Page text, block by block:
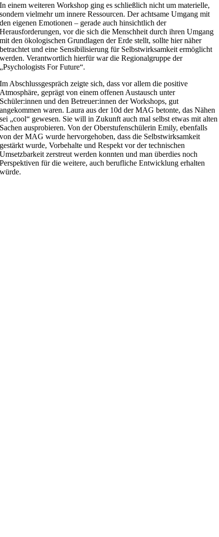
In einem weiteren Workshop ging es schließlich nicht um materielle,
sondern vielmehr um innere Ressourcen. Der achtsame Umgang mit
den eigenen Emotionen – gerade auch hinsichtlich der
Herausforderungen, vor die sich die Menschheit durch ihren Umgang
mit den ökologischen Grundlagen der Erde stellt, sollte hier näher
betrachtet und eine Sensibilisierung für Selbstwirksamkeit ermöglicht
werden. Verantwortlich hierfür war die Regionalgruppe der
„Psychologists For Future“.
Im Abschlussgespräch zeigte sich, dass vor allem die positive
Atmosphäre, geprägt von einem offenen Austausch unter
Schüler:innen und den Betreuer:innen der Workshops, gut
angekommen waren. Laura aus der 10d der MAG betonte, das Nähen
sei „cool“ gewesen. Sie will in Zukunft auch mal selbst etwas mit alten
Sachen ausprobieren. Von der Oberstufenschülerin Emily, ebenfalls
von der MAG wurde hervorgehoben, dass die Selbstwirksamkeit
gestärkt wurde, Vorbehalte und Respekt vor der technischen
Umsetzbarkeit zerstreut werden konnten und man überdies noch
Perspektiven für die weitere, auch berufliche Entwicklung erhalten
würde.